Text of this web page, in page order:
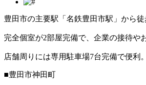
豊田市の主要駅「名鉄豊田市駅」から
完全個室が2部屋完備で、企業の接待や
店舗周りには専用駐車場7台完備で便利
■豊田市神田町